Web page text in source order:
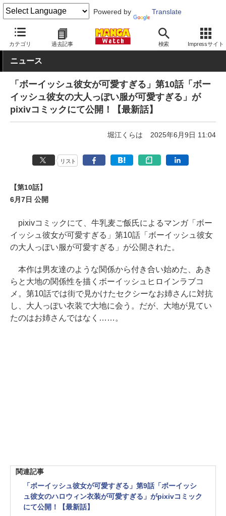
Powered by Translate
カテゴリ 過去記事 検索 Impressサイト
MANGA Watch Web/アプリ pixivコミック
ニュース
「ボーイッシュ彼女が可愛すぎる」第10話「ボー
イッシュ彼女の大人っぽい服が可愛すぎる」が
pixivコミックにて公開！【最新話】
堀江くらは 2025年6月9日 11:04
リスト
【第10話】
6月7日 公開
pixivコミックにて、牛乳麦ご飯氏によるマンガ「ボー
イッシュ彼女が可愛すぎる」第10話「ボーイッシュ彼女
の大人っぽい服が可愛すぎる」が公開された。
本作は男友達のような関係から付き合い始めた、あき
らと大地の関係性を描くボーイッシュヒロインラブコ
メ。第10話では街で見かけたセクシーなお姉さんに対抗
し、大人っぽい衣装で大地に会う。だが、大地が見てい
たのはお姉さんではなく……。
関連記事
「ボーイッシュ彼女が可愛すぎる」第9話「ボーイッシ
ュ彼女のハロウィン衣装が可愛すぎる」がpixivコミック
にて公開！【最新話】